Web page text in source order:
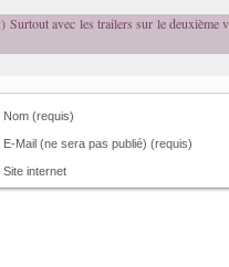
Surtout avec les trailers sur le deuxième
Nom (requis)
E-Mail (ne sera pas publié) (requis)
Site internet